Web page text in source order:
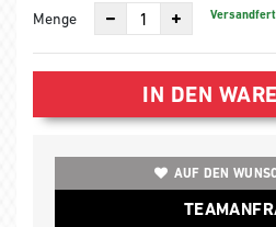
Menge
IN DEN
AUF DEN